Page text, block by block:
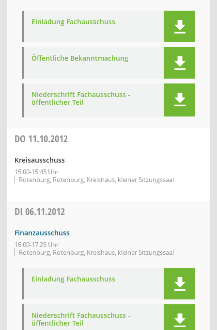
Einladung Fachausschuss
Öffentliche Bekanntmachung
Niederschrift Fachausschuss -
öffentlicher Teil
DO 11.10.2012
Kreisausschuss
15:00-15:45 Uhr
Rotenburg, Rotenburg, Kreishaus, kleiner Sitzungssaal
DI 06.11.2012
Finanzausschuss
16:00-17:25 Uhr
Rotenburg, Rotenburg, Kreishaus, kleiner Sitzungssaal
Einladung Fachausschuss
Niederschrift Fachausschuss -
öffentlicher Teil